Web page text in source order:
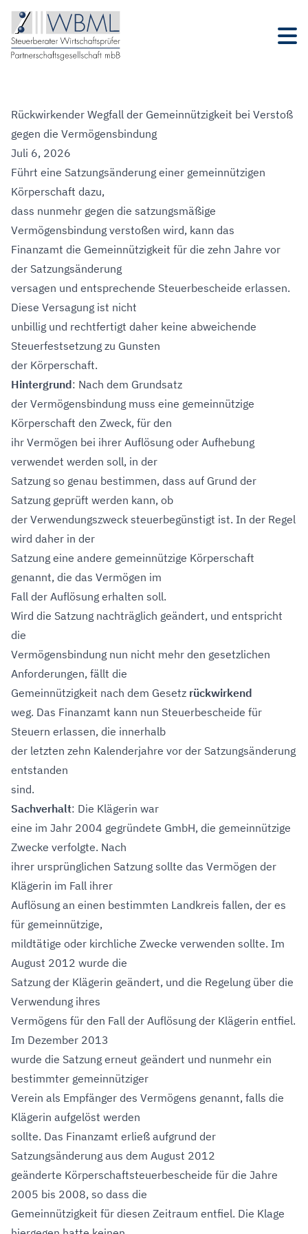
Rückwirkender Wegfall der Gemeinnützigkeit bei Verstoß
gegen die Vermögensbindung
Juli 6, 2026
Führt eine Satzungsänderung einer gemeinnützigen
Körperschaft dazu,
dass nunmehr gegen die satzungsmäßige
Vermögensbindung verstoßen wird, kann das
Finanzamt die Gemeinnützigkeit für die zehn Jahre vor
der Satzungsänderung
versagen und entsprechende Steuerbescheide erlassen.
Diese Versagung ist nicht
unbillig und rechtfertigt daher keine abweichende
Steuerfestsetzung zu Gunsten
der Körperschaft.
Hintergrund: Nach dem Grundsatz
der Vermögensbindung muss eine gemeinnützige
Körperschaft den Zweck, für den
ihr Vermögen bei ihrer Auflösung oder Aufhebung
verwendet werden soll, in der
Satzung so genau bestimmen, dass auf Grund der
Satzung geprüft werden kann, ob
der Verwendungszweck steuerbegünstigt ist. In der Regel
wird daher in der
Satzung eine andere gemeinnützige Körperschaft
genannt, die das Vermögen im
Fall der Auflösung erhalten soll.
Wird die Satzung nachträglich geändert, und entspricht
die
Vermögensbindung nun nicht mehr den gesetzlichen
Anforderungen, fällt die
Gemeinnützigkeit nach dem Gesetz rückwirkend
weg. Das Finanzamt kann nun Steuerbescheide für
Steuern erlassen, die innerhalb
der letzten zehn Kalenderjahre vor der Satzungsänderung
entstanden
sind.
Sachverhalt: Die Klägerin war
eine im Jahr 2004 gegründete GmbH, die gemeinnützige
Zwecke verfolgte. Nach
ihrer ursprünglichen Satzung sollte das Vermögen der
Klägerin im Fall ihrer
Auflösung an einen bestimmten Landkreis fallen, der es
für gemeinnützige,
mildtätige oder kirchliche Zwecke verwenden sollte. Im
August 2012 wurde die
Satzung der Klägerin geändert, und die Regelung über die
Verwendung ihres
Vermögens für den Fall der Auflösung der Klägerin entfiel.
Im Dezember 2013
wurde die Satzung erneut geändert und nunmehr ein
bestimmter gemeinnütziger
Verein als Empfänger des Vermögens genannt, falls die
Klägerin aufgelöst werden
sollte. Das Finanzamt erließ aufgrund der
Satzungsänderung aus dem August 2012
geänderte Körperschaftsteuerbescheide für die Jahre
2005 bis 2008, so dass die
Gemeinnützigkeit für diesen Zeitraum entfiel. Die Klage